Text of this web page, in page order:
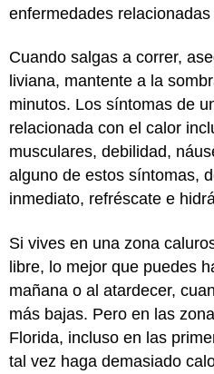
enfermedades
Cuando salgas a correr,
liviana, mantente a la
minutos. Los síntomas de
relacionada con el calor
musculares, debilidad,
alguno de estos síntomas,
inmediato, refréscate e
Si vives en una zona
libre, lo mejor que puedes
mañana o al atardecer,
más bajas. Pero en las
Florida, incluso en las
tal vez haga demasiado